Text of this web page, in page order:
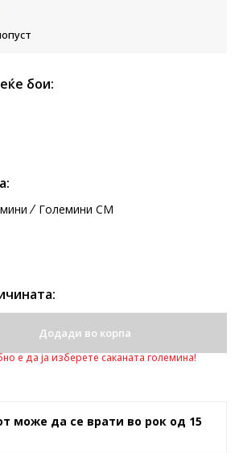
бои:
Големини CM
Додади во корпа
е да ја изберете саканата големина!
може да се врати во рок од 15